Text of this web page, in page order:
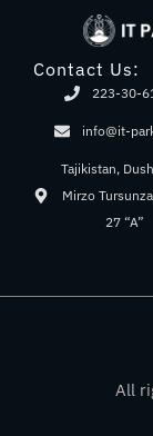
Contact Us:
223-30-
info@it-
Tajikistan,
Mirzo
27 “A”
All